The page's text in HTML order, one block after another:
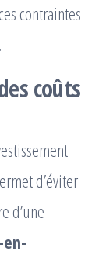
contraintes
coûts
d’éviter
d’une